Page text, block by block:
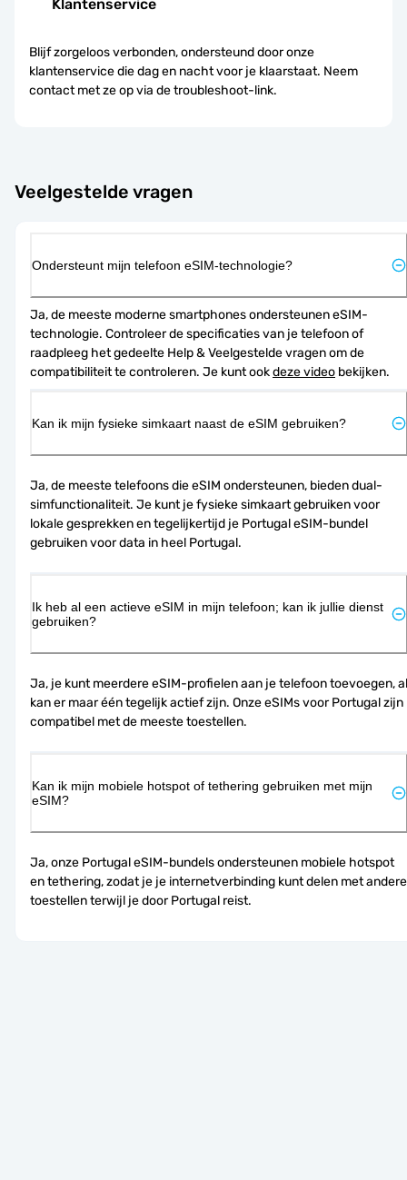
Klantenservice
Blijf zorgeloos verbonden, ondersteund door onze
klantenservice die dag en nacht voor je klaarstaat. Neem
contact met ze op via de troubleshoot-link.
Veelgestelde vragen
Ondersteunt mijn telefoon eSIM-technologie?
Ja, de meeste moderne smartphones ondersteunen eSIM-
technologie. Controleer de specificaties van je telefoon of
raadpleeg het gedeelte Help & Veelgestelde vragen om de
compatibiliteit te controleren. Je kunt ook deze video bekijken.
Kan ik mijn fysieke simkaart naast de eSIM gebruiken?
Ja, de meeste telefoons die eSIM ondersteunen, bieden dual-
simfunctionaliteit. Je kunt je fysieke simkaart gebruiken voor
lokale gesprekken en tegelijkertijd je Portugal eSIM-bundel
gebruiken voor data in heel Portugal.
Ik heb al een actieve eSIM in mijn telefoon; kan ik jullie dienst
gebruiken?
Ja, je kunt meerdere eSIM-profielen aan je telefoon toevoegen, al
kan er maar één tegelijk actief zijn. Onze eSIMs voor Portugal zijn
compatibel met de meeste toestellen.
Kan ik mijn mobiele hotspot of tethering gebruiken met mijn
eSIM?
Ja, onze Portugal eSIM-bundels ondersteunen mobiele hotspot
en tethering, zodat je je internetverbinding kunt delen met andere
toestellen terwijl je door Portugal reist.